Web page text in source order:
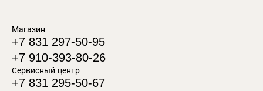
Магазин
+7 831 297-50-95
+7 910-393-80-26
Сервисный центр
+7 831 295-50-67